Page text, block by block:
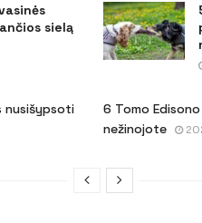
sielą
nusišypsoti
6 Tomo
nežinojote